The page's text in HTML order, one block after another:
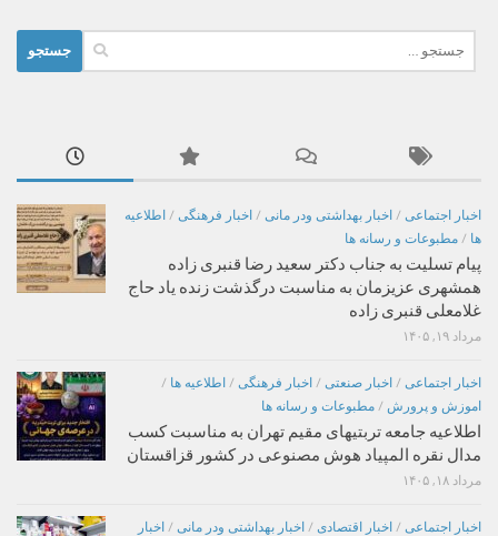
برای:
اخبار اجتماعی / اخبار بهداشتی ودر مانی / اخبار فرهنگی / اطلاعیه
ها / مطبوعات و رسانه ها
پیام تسلیت به جناب دکتر سعید رضا قنبری زاده
همشهری عزیزمان به مناسبت درگذشت زنده یاد حاج
غلامعلی قنبری زاده
مرداد ۱۹, ۱۴۰۵
اخبار اجتماعی / اخبار صنعتی / اخبار فرهنگی / اطلاعیه ها /
اموزش و پرورش / مطبوعات و رسانه ها
اطلاعیه جامعه تربتیهای مقیم تهران به مناسبت کسب
مدال نقره المپیاد هوش مصنوعی در کشور قزاقستان
مرداد ۱۸, ۱۴۰۵
اخبار اجتماعی / اخبار اقتصادی / اخبار بهداشتی ودر مانی / اخبار